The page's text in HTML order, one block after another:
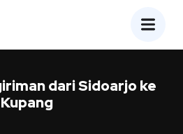
dari Sidoarjo ke
Kupang